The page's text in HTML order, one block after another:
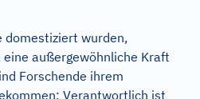
domestiziert wurden,
außergewöhnliche Kraft
Forschende ihrem
Verantwortlich ist